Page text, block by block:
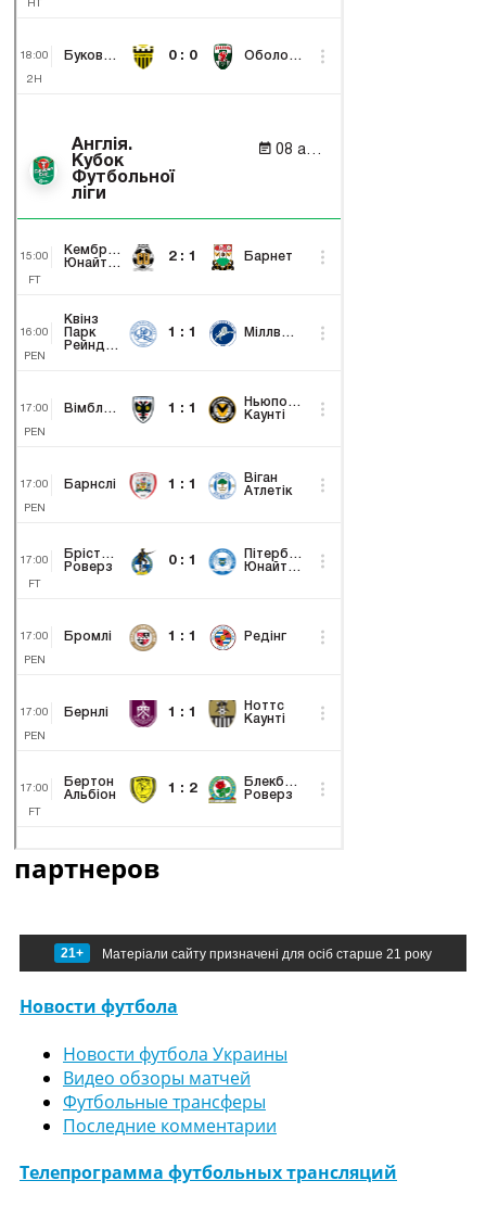
партнеров
21+ Матеріали сайту призначені для осіб старше 21 року
Новости футбола
Новости футбола Украины
Видео обзоры матчей
Футбольные трансферы
Последние комментарии
Телепрограмма футбольных трансляций